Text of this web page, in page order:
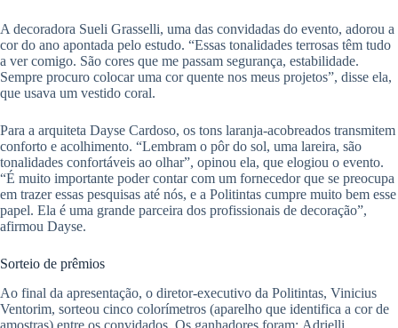
A decoradora Sueli Grasselli, uma das convidadas do evento, adorou a
cor do ano apontada pelo estudo. “Essas tonalidades terrosas têm tudo
a ver comigo. São cores que me passam segurança, estabilidade.
Sempre procuro colocar uma cor quente nos meus projetos”, disse ela,
que usava um vestido coral.
Para a arquiteta Dayse Cardoso, os tons laranja-acobreados transmitem
conforto e acolhimento. “Lembram o pôr do sol, uma lareira, são
tonalidades confortáveis ao olhar”, opinou ela, que elogiou o evento.
“É muito importante poder contar com um fornecedor que se preocupa
em trazer essas pesquisas até nós, e a Politintas cumpre muito bem esse
papel. Ela é uma grande parceira dos profissionais de decoração”,
afirmou Dayse.
Sorteio de prêmios
Ao final da apresentação, o diretor-executivo da Politintas, Vinicius
Ventorim, sorteou cinco colorímetros (aparelho que identifica a cor de
amostras) entre os convidados. Os ganhadores foram: Adrielli